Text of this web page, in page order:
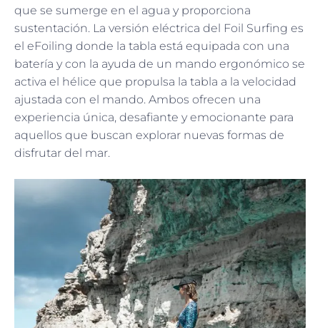
que se sumerge en el agua y proporciona
sustentación. La versión eléctrica del Foil Surfing es
el eFoiling donde la tabla está equipada con una
batería y con la ayuda de un mando ergonómico se
activa el hélice que propulsa la tabla a la velocidad
ajustada con el mando. Ambos ofrecen una
experiencia única, desafiante y emocionante para
aquellos que buscan explorar nuevas formas de
disfrutar del mar.